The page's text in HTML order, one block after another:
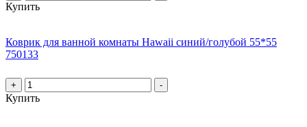
Купить
Коврик для ванной комнаты Hawaii синий/голубой 55*55
750133
+ -
Купить